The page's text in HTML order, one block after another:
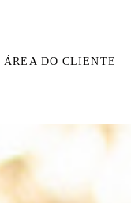
ÁREA DO CLIENTE